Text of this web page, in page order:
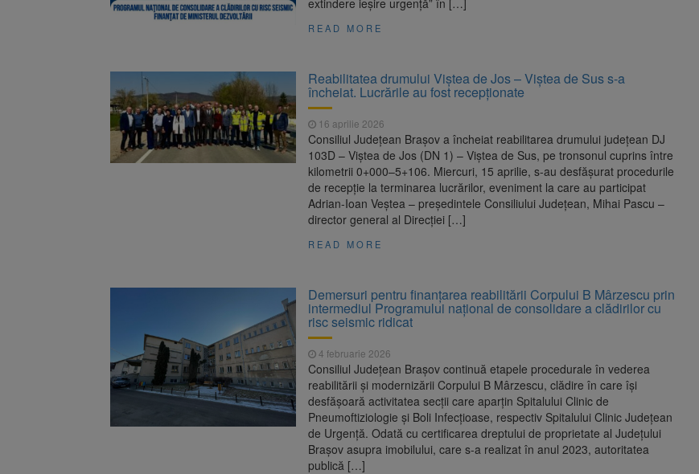
extindere ieşire urgenţă” în […]
READ MORE
Reabilitatea drumului Viştea de Jos – Viştea de Sus s-a
încheiat. Lucrările au fost recepţionate
16 aprilie 2026
Consiliul Judeţean Braşov a încheiat reabilitarea drumului judeţean DJ
103D – Viștea de Jos (DN 1) – Viștea de Sus, pe tronsonul cuprins între
kilometrii 0+000–5+106. Miercuri, 15 aprilie, s-au desfăşurat procedurile
de recepţie la terminarea lucrărilor, eveniment la care au participat
Adrian-Ioan Veştea – preşedintele Consiliului Judeţean, Mihai Pascu –
director general al Direcţiei […]
READ MORE
Demersuri pentru finanţarea reabilitării Corpului B Mârzescu prin
intermediul Programului naţional de consolidare a clădirilor cu
risc seismic ridicat
4 februarie 2026
Consiliul Judeţean Braşov continuă etapele procedurale în vederea
reabilitării şi modernizării Corpului B Mârzescu, clădire în care îşi
desfăşoară activitatea secţii care aparţin Spitalului Clinic de
Pneumoftiziologie şi Boli Infecţioase, respectiv Spitalului Clinic Judeţean
de Urgenţă. Odată cu certificarea dreptului de proprietate al Județului
Brașov asupra imobilului, care s-a realizat în anul 2023, autoritatea
publică […]